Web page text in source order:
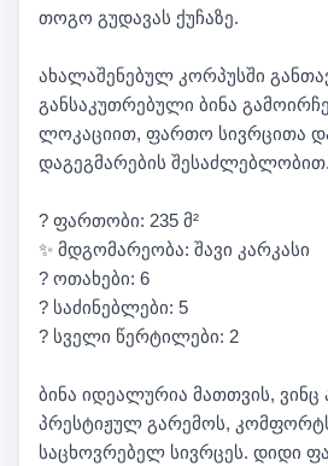
თოგო გუდავას ქუჩაზე.
ახალაშენებულ კორპუსში
განსაკუთრებული ბინა
ლოკაციით, ფართო სივრცითა
დაგეგმარების შესაძლებლობით.
? ფართობი: 235 მ²
✨ მდგომარეობა: შავი კარკასი
? ოთახები: 6
? საძინებლები: 5
? სველი წერტილები: 2
ბინა იდეალურია მათთვის, ვინც
პრესტიჟულ გარემოს,
საცხოვრებელ სივრცეს. დიდი